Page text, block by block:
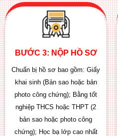
BƯỚC 3: NỘP HỒ SƠ
Chuẩn bị hồ sơ bao gồm: Giấy
khai sinh (Bản sao hoặc bản
photo công chứng); Bằng tốt
nghiệp THCS hoặc THPT (2
bản sao hoặc photo công
chứng); Học bạ lớp cao nhất